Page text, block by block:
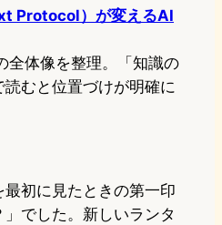
Protocol）が変えるAI
全体像を整理。「知識の
むと位置づけが明確に
初に見たときの第一印
でした。新しいランタ